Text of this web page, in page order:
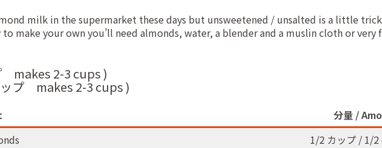
milk in the supermarket these days but unsweetened / unsalted is a little
make your own you’ll need almonds, water, a blender and a muslin cloth or very
makes 2-3 cups )
プ makes 2-3 cups )
分量 /
1/2 カップ / 1/2